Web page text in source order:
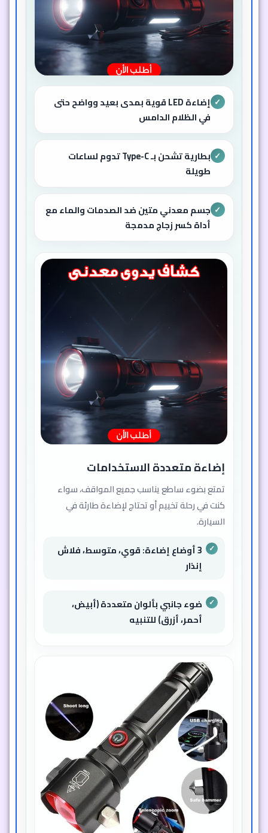
✓
إضاءة LED قوية بمدى بعيد وواضح حتى
في الظلام الدامس
✓
بطارية تشحن بـ Type-C تدوم لساعات
طويلة
✓ جسم معدني متين ضد الصدمات والماء مع
أداة كسر زجاج مدمجة
إضاءة متعددة الاستخدامات
تمتع بضوء ساطع يناسب جميع المواقف، سواء
كنت في رحلة تخييم أو تحتاج لإضاءة طارئة في
السيارة.
3 أوضاع إضاءة: قوي، متوسط، فلاش
إنذار
ضوء جانبي بألوان متعددة (أبيض،
أحمر، أزرق) للتنبيه